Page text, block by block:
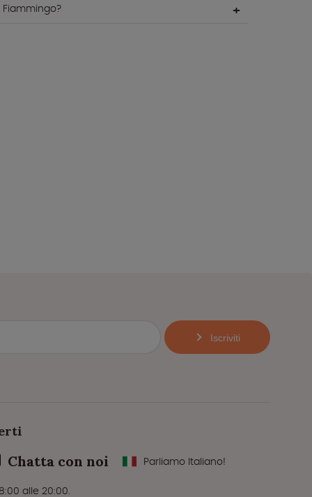
Iscriviti
Chatta con noi Parliamo Italiano!
alle 20:00.